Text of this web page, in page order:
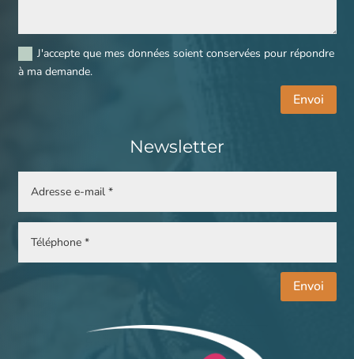
J'accepte que mes données soient conservées pour répondre
à ma demande.
Envoi
Newsletter
Envoi